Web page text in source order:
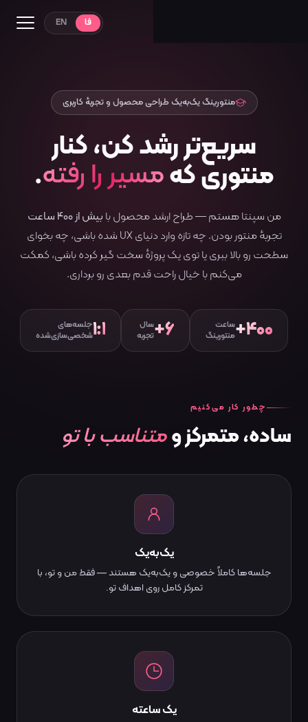
منتورینگ
EN فا
منتورینگ یک‌به‌یک طراحی محصول و تجربهٔ کاربری
سریع‌تررشدکن،کنار
منتوریکهمسیر را رفته.
من سپنتا هستم — طراح ارشد محصول با بیش از ۴۰۰ ساعت
تجربهٔ منتور بودن. چه تازه وارد دنیای UX شده باشی، چه بخوای
سطحت رو بالا ببری یا توی یک پروژهٔ سخت گیر کرده باشی، کمکت
می‌کنم با خیال راحت قدم بعدی رو برداری.
۴۰۰+
ساعت
منتورینگ
۶+
سال
تجربه
۱:۱جلسه‌های
شخصی‌سازی‌شده
چطور کار می‌کنیم
ساده،متمرکزومتناسب با تو
یک‌به‌یک
جلسه‌ها کاملاً خصوصی و یک‌به‌یک هستند — فقط من و تو، با
تمرکز کامل روی اهداف تو.
یک ساعته